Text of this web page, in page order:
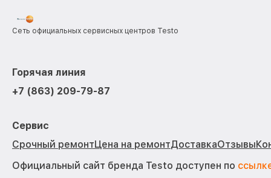
Сеть официальных сервисных центров Testo
Горячая линия
+7 (863) 209-79-87
Сервис
Срочный ремонтЦена на ремонтДоставкаОтзывы
Официальный сайт бренда Testo доступен по